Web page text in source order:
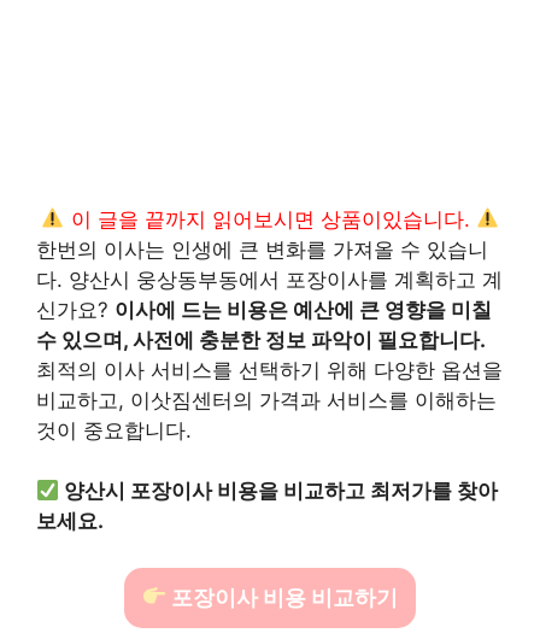
이 글을 끝까지 읽어보시면 상품이있습니다.
한번의 이사는 인생에 큰 변화를 가져올 수 있습니
다. 양산시 웅상동부동에서 포장이사를 계획하고 계
신가요? 이사에 드는 비용은 예산에 큰 영향을 미칠
수 있으며, 사전에 충분한 정보 파악이 필요합니다.
최적의 이사 서비스를 선택하기 위해 다양한 옵션을
비교하고, 이삿짐센터의 가격과 서비스를 이해하는
것이 중요합니다.
양산시 포장이사 비용을 비교하고 최저가를 찾아
보세요.
포장이사 비용 비교하기